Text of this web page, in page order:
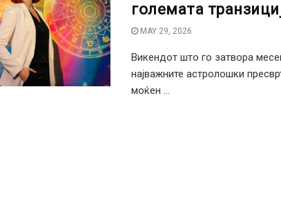
големата
MAY 29, 2026
Викендот што го затвора
најважните астролошки
моќен ...